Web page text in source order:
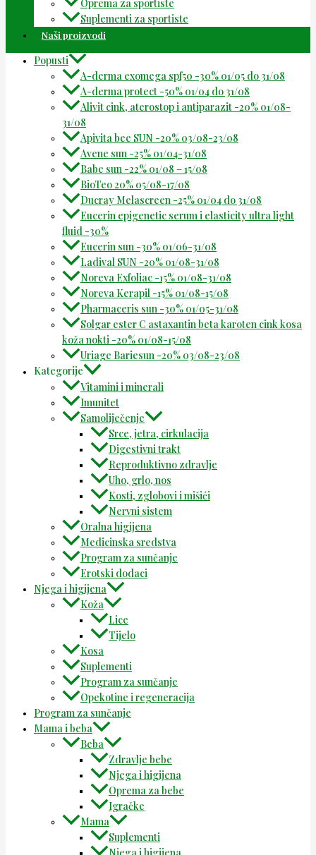
Oprema za sportiste
Suplementi za sportiste
Naši proizvodi
Popusti
A-derma exomega spf50 -30% 01/05 do 31/08
A-derma protect -50% 01/04 do 31/08
Alivit cink, aterostop i antiparazit -20% 01/08-
31/08
Apivita bee SUN -20% 03/08-23/08
Avene sun -25% 01/04-31/08
Babe sun -22% 01/08 – 15/08
BioTeo 20% 05/08-17/08
Ducray Melascreen -25% 01/04 do 31/08
Eucerin epigenetic serum i elasticity ultra light
fluid -30%
Eucerin sun -30% 01/06-31/08
Ladival SUN -20% 01/08-31/08
Noreva Exfoliac -15% 01/08-31/08
Noreva Kerapil -15% 01/08-15/08
Pharmaceris sun -30% 01/05-31/08
Solgar ester C astaxantin beta karoten cink kosa
koža nokti -20% 01/08-15/08
Uriage Bariesun -20% 03/08-23/08
Kategorije
Vitamini i minerali
Imunitet
Samoliječenje
Srce, jetra, cirkulacija
Digestivni trakt
Reproduktivno zdravlje
Uho, grlo, nos
Kosti, zglobovi i mišići
Nervni sistem
Oralna higijena
Medicinska sredstva
Program za sunčanje
Erotski dodaci
Njega i higijena
Koža
Lice
Tijelo
Kosa
Suplementi
Program za sunčanje
Opekotine i regeneracija
Program za sunčanje
Mama i beba
Beba
Zdravlje bebe
Njega i higijena
Oprema za bebe
Igračke
Mama
Suplementi